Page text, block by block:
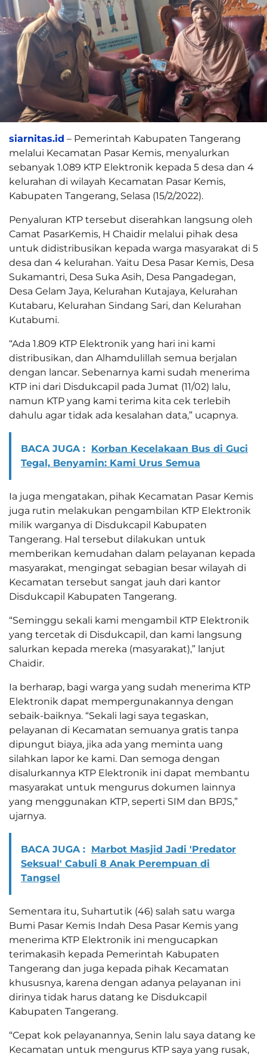
siarnitas.id – Pemerintah Kabupaten Tangerang
melalui Kecamatan Pasar Kemis, menyalurkan
sebanyak 1.089 KTP Elektronik kepada 5 desa dan 4
kelurahan di wilayah Kecamatan Pasar Kemis,
Kabupaten Tangerang, Selasa (15/2/2022).
Penyaluran KTP tersebut diserahkan langsung oleh
Camat PasarKemis, H Chaidir melalui pihak desa
untuk didistribusikan kepada warga masyarakat di 5
desa dan 4 kelurahan. Yaitu Desa Pasar Kemis, Desa
Sukamantri, Desa Suka Asih, Desa Pangadegan,
Desa Gelam Jaya, Kelurahan Kutajaya, Kelurahan
Kutabaru, Kelurahan Sindang Sari, dan Kelurahan
Kutabumi.
“Ada 1.809 KTP Elektronik yang hari ini kami
distribusikan, dan Alhamdulillah semua berjalan
dengan lancar. Sebenarnya kami sudah menerima
KTP ini dari Disdukcapil pada Jumat (11/02) lalu,
namun KTP yang kami terima kita cek terlebih
dahulu agar tidak ada kesalahan data,” ucapnya.
BACA JUGA : Korban Kecelakaan Bus di Guci
Tegal, Benyamin: Kami Urus Semua
Ia juga mengatakan, pihak Kecamatan Pasar Kemis
juga rutin melakukan pengambilan KTP Elektronik
milik warganya di Disdukcapil Kabupaten
Tangerang. Hal tersebut dilakukan untuk
memberikan kemudahan dalam pelayanan kepada
masyarakat, mengingat sebagian besar wilayah di
Kecamatan tersebut sangat jauh dari kantor
Disdukcapil Kabupaten Tangerang.
“Seminggu sekali kami mengambil KTP Elektronik
yang tercetak di Disdukcapil, dan kami langsung
salurkan kepada mereka (masyarakat),” lanjut
Chaidir.
Ia berharap, bagi warga yang sudah menerima KTP
Elektronik dapat mempergunakannya dengan
sebaik-baiknya. “Sekali lagi saya tegaskan,
pelayanan di Kecamatan semuanya gratis tanpa
dipungut biaya, jika ada yang meminta uang
silahkan lapor ke kami. Dan semoga dengan
disalurkannya KTP Elektronik ini dapat membantu
masyarakat untuk mengurus dokumen lainnya
yang menggunakan KTP, seperti SIM dan BPJS,”
ujarnya.
BACA JUGA : Marbot Masjid Jadi 'Predator
Seksual' Cabuli 8 Anak Perempuan di
Tangsel
Sementara itu, Suhartutik (46) salah satu warga
Bumi Pasar Kemis Indah Desa Pasar Kemis yang
menerima KTP Elektronik ini mengucapkan
terimakasih kepada Pemerintah Kabupaten
Tangerang dan juga kepada pihak Kecamatan
khususnya, karena dengan adanya pelayanan ini
dirinya tidak harus datang ke Disdukcapil
Kabupaten Tangerang.
“Cepat kok pelayanannya, Senin lalu saya datang ke
Kecamatan untuk mengurus KTP saya yang rusak,